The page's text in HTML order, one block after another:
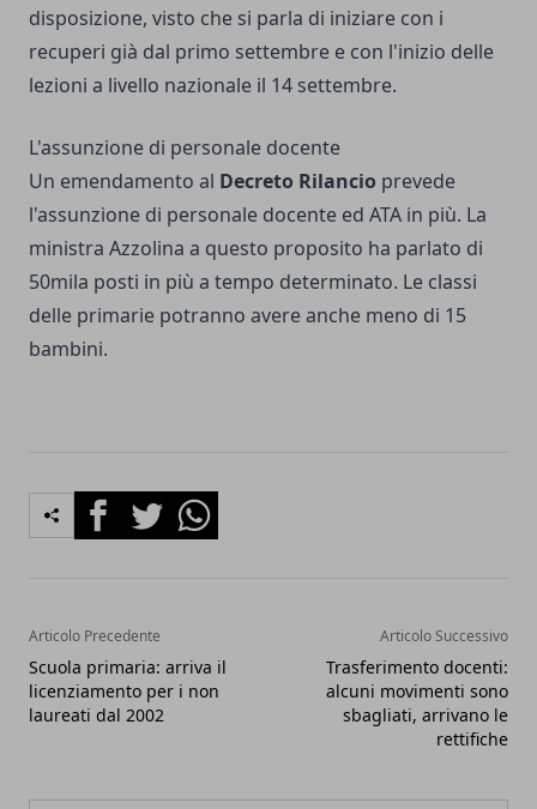
disposizione, visto che si parla di iniziare con i
recuperi già dal primo settembre e con l'inizio delle
lezioni a livello nazionale il 14 settembre.
L'assunzione di personale docente
Un emendamento al Decreto Rilancio prevede
l'assunzione di personale docente ed ATA in più. La
ministra Azzolina a questo proposito ha parlato di
50mila posti in più a tempo determinato. Le classi
delle primarie potranno avere anche meno di 15
bambini.
FacebookTwitterWhatsapp
Articolo Precedente
Scuola primaria: arriva il
licenziamento per i non
laureati dal 2002
Articolo Successivo
Trasferimento docenti:
alcuni movimenti sono
sbagliati, arrivano le
rettifiche